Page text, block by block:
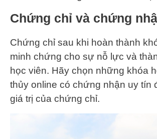
Chứng chỉ và chứng
Chứng chỉ sau khi hoàn thành
minh chứng cho sự nỗ lực và
học viên. Hãy chọn những khóa
thủy online có chứng nhận uy tín
giá trị của chứng chỉ.